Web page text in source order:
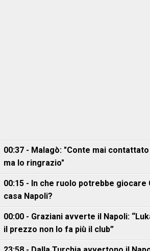
00:37 - Malagò: "Conte mai
ma lo ringrazio"
00:15 - In che ruolo potrebbe giocare
casa Napoli?
00:00 - Graziani avverte il Napoli:
il prezzo non lo fa più il club”